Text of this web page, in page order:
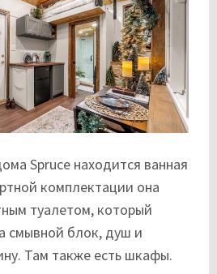
Spruce находится ванная
комплектации она
туалетом, который
смывной блок, душ и
Там также есть шкафы.